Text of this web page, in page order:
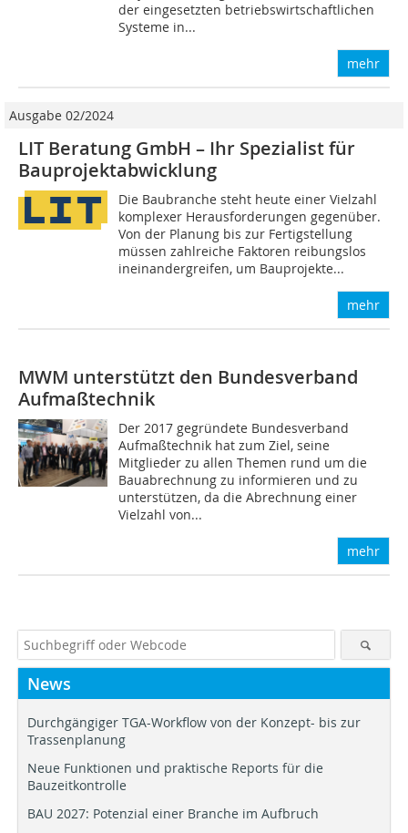
der eingesetzten betriebswirtschaftlichen
Systeme in...
mehr
Ausgabe 02/2024
LIT Beratung GmbH – Ihr Spezialist für
Bauprojektabwicklung
Die Baubranche steht heute einer Vielzahl
komplexer Herausforderungen gegenüber.
Von der Planung bis zur Fertigstellung
müssen zahlreiche Faktoren reibungslos
ineinandergreifen, um Bauprojekte...
mehr
MWM unterstützt den Bundesverband
Aufmaßtechnik
Der 2017 gegründete Bundesverband
Aufmaßtechnik hat zum Ziel, seine
Mitglieder zu allen Themen rund um die
Bauabrechnung zu informieren und zu
unterstützen, da die Abrechnung einer
Vielzahl von...
mehr
News
Durchgängiger TGA-Workflow von der Konzept- bis zur
Trassenplanung
Neue Funktionen und praktische Reports für die
Bauzeitkontrolle
BAU 2027: Potenzial einer Branche im Aufbruch